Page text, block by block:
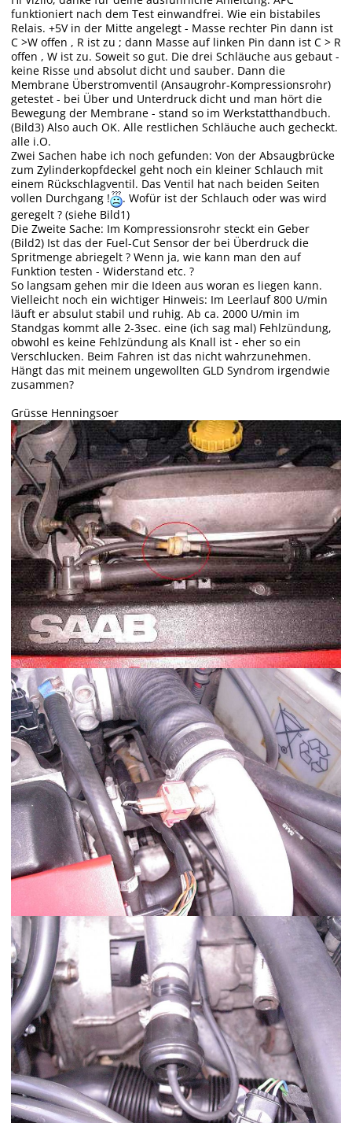
funktioniert nach dem Test einwandfrei. Wie ein bistabiles
Relais. +5V in der Mitte angelegt - Masse rechter Pin dann ist
C >W offen , R ist zu ; dann Masse auf linken Pin dann ist C > R
offen , W ist zu. Soweit so gut. Die drei Schläuche aus gebaut -
keine Risse und absolut dicht und sauber. Dann die
Membrane Überstromventil (Ansaugrohr-Kompressionsrohr)
getestet - bei Über und Unterdruck dicht und man hört die
Bewegung der Membrane - stand so im Werkstatthandbuch.
(Bild3) Also auch OK. Alle restlichen Schläuche auch gecheckt.
alle i.O.
Zwei Sachen habe ich noch gefunden: Von der Absaugbrücke
zum Zylinderkopfdeckel geht noch ein kleiner Schlauch mit
einem Rückschlagventil. Das Ventil hat nach beiden Seiten
vollen Durchgang !
. Wofür ist der Schlauch oder was wird
geregelt ? (siehe Bild1)
Die Zweite Sache: Im Kompressionsrohr steckt ein Geber
(Bild2) Ist das der Fuel-Cut Sensor der bei Überdruck die
Spritmenge abriegelt ? Wenn ja, wie kann man den auf
Funktion testen - Widerstand etc. ?
So langsam gehen mir die Ideen aus woran es liegen kann.
Vielleicht noch ein wichtiger Hinweis: Im Leerlauf 800 U/min
läuft er absulut stabil und ruhig. Ab ca. 2000 U/min im
Standgas kommt alle 2-3sec. eine (ich sag mal) Fehlzündung,
obwohl es keine Fehlzündung als Knall ist - eher so ein
Verschlucken. Beim Fahren ist das nicht wahrzunehmen.
Hängt das mit meinem ungewollten GLD Syndrom irgendwie
zusammen?
Grüsse Henningsoer